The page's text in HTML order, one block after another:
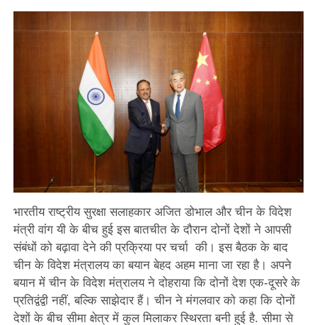
भारतीय राष्ट्रीय सुरक्षा सलाहकार अजित डोभाल और चीन के विदेश
मंत्री वांग यी के बीच हुई इस बातचीत के दौरान दोनों देशों ने आपसी
संबंधों को बढ़ावा देने की प्रक्रिया पर चर्चा की। इस बैठक के बाद
चीन के विदेश मंत्रालय का बयान बेहद अहम माना जा रहा है। अपने
बयान में चीन के विदेश मंत्रालय ने दोहराया कि दोनों देश एक-दूसरे के
प्रतिद्वंद्वी नहीं, बल्कि साझेदार हैं। चीन ने मंगलवार को कहा कि दोनों
देशों के बीच सीमा क्षेत्र में कुल मिलाकर स्थिरता बनी हुई है. सीमा से